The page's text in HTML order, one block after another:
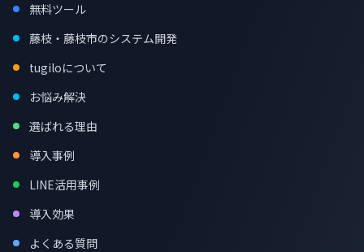
無料ツール
藤枝・藤枝市のシステム開発
tugiloについて
お悩み解決
選ばれる理由
導入事例
LINE活用事例
導入効果
よくある質問